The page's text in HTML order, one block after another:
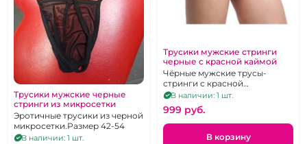
Трусики мужские черные
стринги из микросетки
Эротичные трусики из черной
микросетки.Размер 42-54
В наличии: 1 шт.
Трусики мужские стринги
черные с красной каймой
Чёрные мужские трусы-
стринги с красной
окантовкой. Размер 42-44.
В наличии: 1 шт.
999 pуб.
В корзину